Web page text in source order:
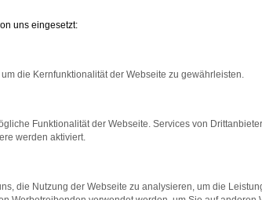
uns eingesetzt:
die Kernfunktionalität der Webseite zu gewährleisten.
Funktionalität der Webseite. Services von
werden aktiviert.
die Nutzung der Webseite zu analysieren, um die